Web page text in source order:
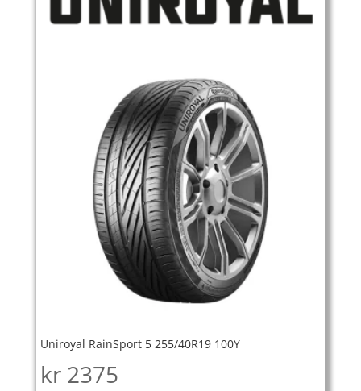
Uniroyal RainSport 5 255/40R19 100Y
kr 2375